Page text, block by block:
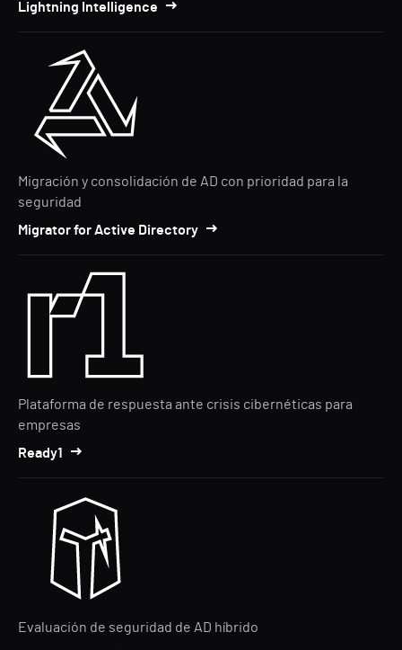
Lightning Intelligence
Migración y consolidación de AD con prioridad para la
seguridad
Migrator for Active Directory
Plataforma de respuesta ante crisis cibernéticas para
empresas
Ready1
Evaluación de seguridad de AD híbrido